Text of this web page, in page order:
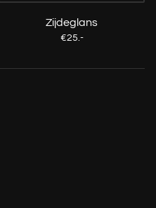
Zijdeglans
€25.-